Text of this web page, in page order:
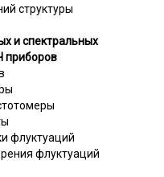
структуры
и спектральных
приборов
флуктуаций
флуктуаций